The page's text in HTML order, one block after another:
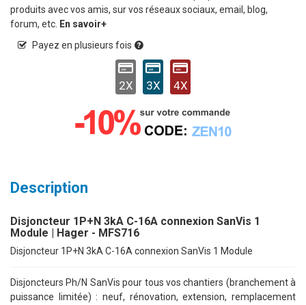
produits avec vos amis, sur vos réseaux sociaux, email, blog,
forum, etc. En savoir+
Payez en plusieurs fois
2X 3X 4X
Description
Disjoncteur 1P+N 3kA C-16A connexion SanVis 1
Module | Hager - MFS716
Disjoncteur 1P+N 3kA C-16A connexion SanVis 1 Module
Disjoncteurs Ph/N SanVis pour tous vos chantiers (branchement à
puissance limitée) : neuf, rénovation, extension, remplacement